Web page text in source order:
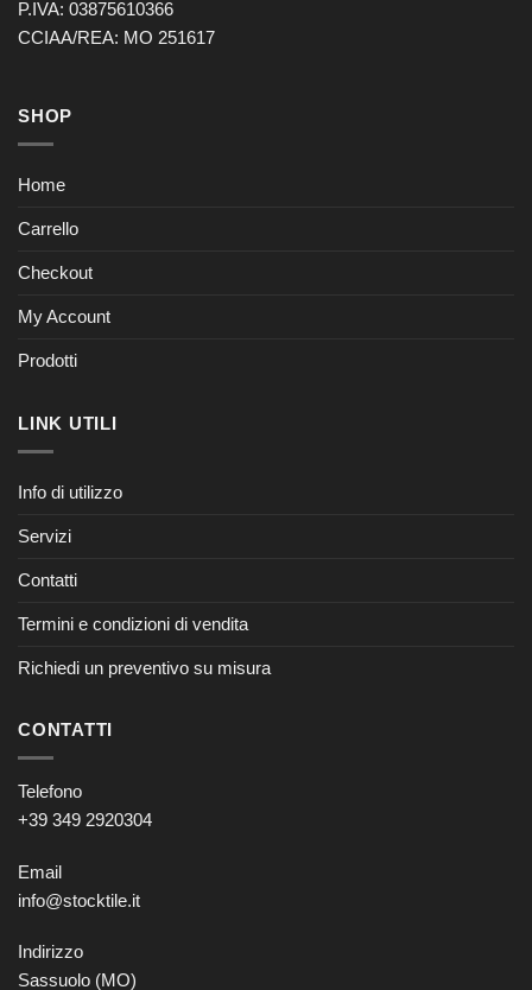
P.IVA: 03875610366
CCIAA/REA: MO 251617
SHOP
Home
Carrello
Checkout
My Account
Prodotti
LINK UTILI
Info di utilizzo
Servizi
Contatti
Termini e condizioni di vendita
Richiedi un preventivo su misura
CONTATTI
Telefono
+39 349 2920304
Email
info@stocktile.it
Indirizzo
Sassuolo (MO)